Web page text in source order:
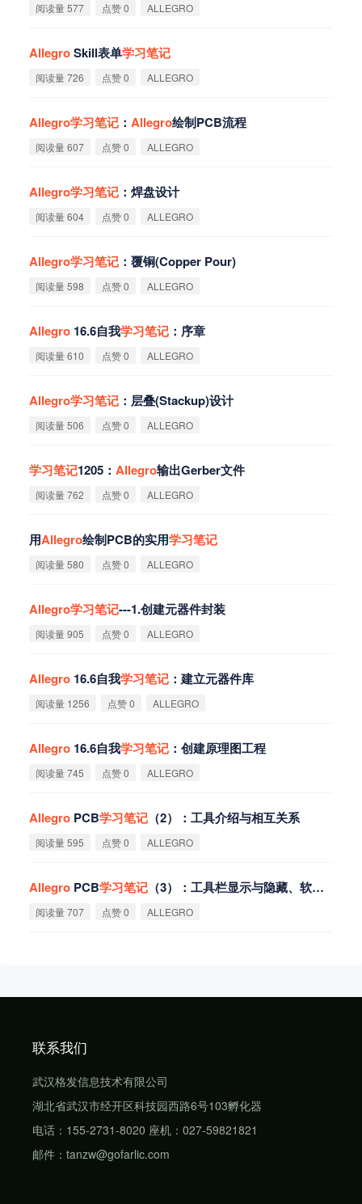
阅读量 577 点赞 0 ALLEGRO
AllegroSkill表单学习笔记
阅读量 726 点赞 0 ALLEGRO
Allegro学习笔记 ： Allegro绘制PCB流程
阅读量 607 点赞 0 ALLEGRO
Allegro学习笔记 ：焊盘设计
阅读量 604 点赞 0 ALLEGRO
Allegro学习笔记 ：覆铜(Copper Pour)
阅读量 598 点赞 0 ALLEGRO
Allegro 16.6自我学习笔记 ：序章
阅读量 610 点赞 0 ALLEGRO
Allegro学习笔记 ：层叠(Stackup)设计
阅读量 506 点赞 0 ALLEGRO
学习笔记1205： Allegro输出Gerber文件
阅读量 762 点赞 0 ALLEGRO
用Allegro绘制PCB的实用学习笔记
阅读量 580 点赞 0 ALLEGRO
Allegro学习笔记---1.创建元器件封装
阅读量 905 点赞 0 ALLEGRO
Allegro 16.6自我学习笔记 ：建立元器件库
阅读量 1256 点赞 0 ALLEGRO
Allegro 16.6自我学习笔记 ：创建原理图工程
阅读量 745 点赞 0 ALLEGRO
Allegro PCB学习笔记 （2）：工具介绍与相互关系
阅读量 595 点赞 0 ALLEGRO
Allegro PCB学习笔记 （3）：工具栏显示与隐藏、软件自带示例
阅读量 707 点赞 0 ALLEGRO
联系我们
武汉格发信息技术有限公司
湖北省武汉市经开区科技园西路6号103孵化器
电话：155-2731-8020 座机：027-59821821
邮件：tanzw@gofarlic.com